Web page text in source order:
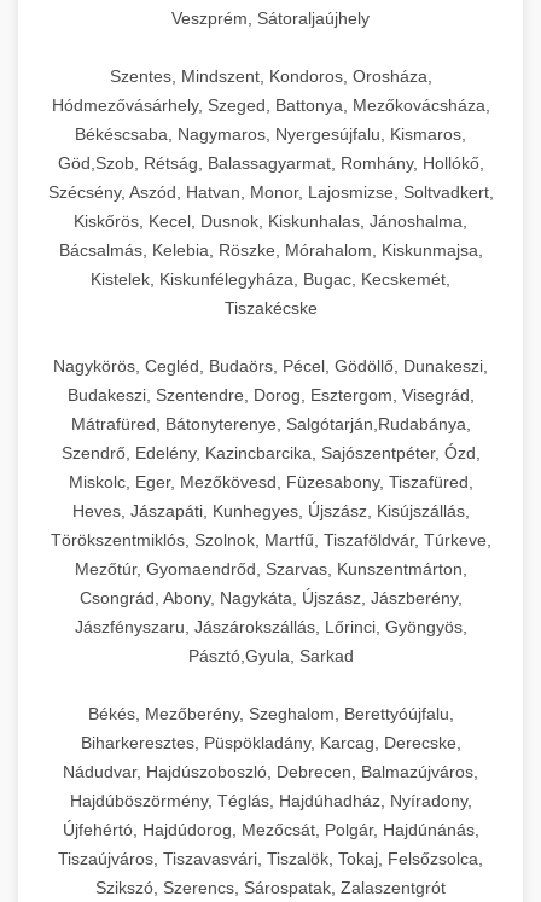
Veszprém, Sátoraljaújhely
Szentes, Mindszent, Kondoros, Orosháza,
Hódmezővásárhely, Szeged, Battonya, Mezőkovácsháza,
Békéscsaba, Nagymaros, Nyergesújfalu, Kismaros,
Göd,Szob, Rétság, Balassagyarmat, Romhány, Hollókő,
Szécsény, Aszód, Hatvan, Monor, Lajosmizse, Soltvadkert,
Kiskőrös, Kecel, Dusnok, Kiskunhalas, Jánoshalma,
Bácsalmás, Kelebia, Röszke, Mórahalom, Kiskunmajsa,
Kistelek, Kiskunfélegyháza, Bugac, Kecskemét,
Tiszakécske
Nagykörös, Cegléd, Budaörs, Pécel, Gödöllő, Dunakeszi,
Budakeszi, Szentendre, Dorog, Esztergom, Visegrád,
Mátrafüred, Bátonyterenye, Salgótarján,Rudabánya,
Szendrő, Edelény, Kazincbarcika, Sajószentpéter, Ózd,
Miskolc, Eger, Mezőkövesd, Füzesabony, Tiszafüred,
Heves, Jászapáti, Kunhegyes, Újszász, Kisújszállás,
Törökszentmiklós, Szolnok, Martfű, Tiszaföldvár, Túrkeve,
Mezőtúr, Gyomaendrőd, Szarvas, Kunszentmárton,
Csongrád, Abony, Nagykáta, Újszász, Jászberény,
Jászfényszaru, Jászárokszállás, Lőrinci, Gyöngyös,
Pásztó,Gyula, Sarkad
Békés, Mezőberény, Szeghalom, Berettyóújfalu,
Biharkeresztes, Püspökladány, Karcag, Derecske,
Nádudvar, Hajdúszoboszló, Debrecen, Balmazújváros,
Hajdúböszörmény, Téglás, Hajdúhadház, Nyíradony,
Újfehértó, Hajdúdorog, Mezőcsát, Polgár, Hajdúnánás,
Tiszaújváros, Tiszavasvári, Tiszalök, Tokaj, Felsőzsolca,
Szikszó, Szerencs, Sárospatak, Zalaszentgrót